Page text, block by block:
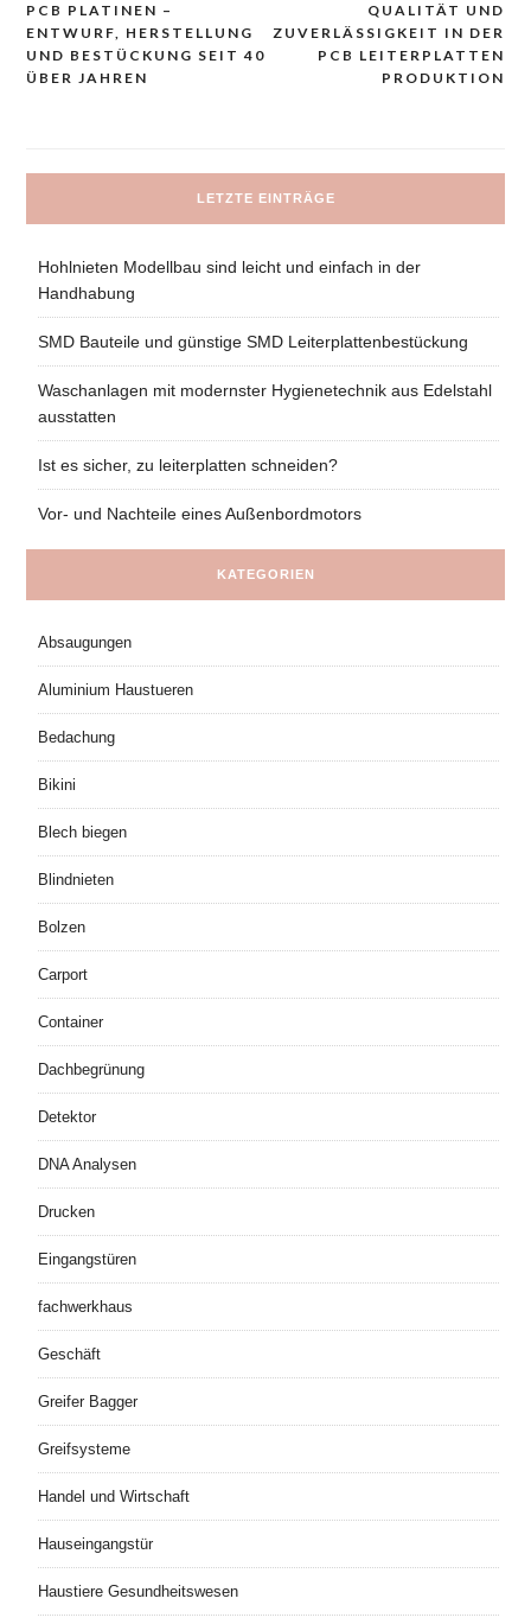
Navigacija
prispevka
PCB PLATINEN –
ENTWURF, HERSTELLUNG
UND BESTÜCKUNG SEIT 40
ÜBER JAHREN
QUALITÄT UND
ZUVERLÄSSIGKEIT IN DER
PCB LEITERPLATTEN
PRODUKTION
LETZTE EINTRÄGE
Hohlnieten Modellbau sind leicht und einfach in der
Handhabung
SMD Bauteile und günstige SMD Leiterplattenbestückung
Waschanlagen mit modernster Hygienetechnik aus Edelstahl
ausstatten
Ist es sicher, zu leiterplatten schneiden?
Vor- und Nachteile eines Außenbordmotors
KATEGORIEN
Absaugungen
Aluminium Haustueren
Bedachung
Bikini
Blech biegen
Blindnieten
Bolzen
Carport
Container
Dachbegrünung
Detektor
DNA Analysen
Drucken
Eingangstüren
fachwerkhaus
Geschäft
Greifer Bagger
Greifsysteme
Handel und Wirtschaft
Hauseingangstür
Haustiere Gesundheitswesen